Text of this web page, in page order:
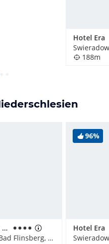
Hotel Era
188m
Hotel & Medi-Spa Biały Kamień
Swieradow Zdroj/Bad Flinsberg, Polen
96%
Hotel Era